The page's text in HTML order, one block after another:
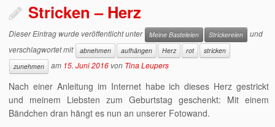
Stricken – Herz
Dieser Eintrag wurde veröffentlicht unter Meine Basteleien Strickereien
und
verschlagwortet mit
abnehmen aufhängen Herz rot
stricken
zunehmen
am 15. Juni 2016 von Tina Leupers
Nach einer Anleitung im Internet habe ich dieses Herz gestrickt
und meinem Liebsten zum Geburtstag geschenkt: Mit einem
Bändchen dran hängt es nun an unserer Fotowand.